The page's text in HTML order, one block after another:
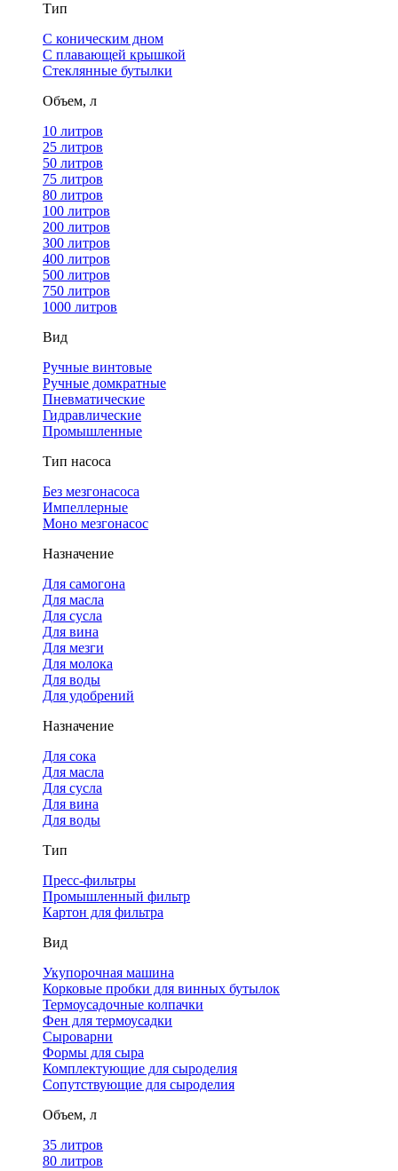
Тип
С коническим дном
С плавающей крышкой
Стеклянные бутылки
Объем, л
10 литров
25 литров
50 литров
75 литров
80 литров
100 литров
200 литров
300 литров
400 литров
500 литров
750 литров
1000 литров
Вид
Ручные винтовые
Ручные домкратные
Пневматические
Гидравлические
Промышленные
Тип насоса
Без мезгонасоса
Импеллерные
Моно мезгонасос
Назначение
Для самогона
Для масла
Для сусла
Для вина
Для мезги
Для молока
Для воды
Для удобрений
Назначение
Для сока
Для масла
Для сусла
Для вина
Для воды
Тип
Пресс-фильтры
Промышленный фильтр
Картон для фильтра
Вид
Укупорочная машина
Корковые пробки для винных бутылок
Термоусадочные колпачки
Фен для термоусадки
Сыроварни
Формы для сыра
Комплектующие для сыроделия
Сопутствующие для сыроделия
Объем, л
35 литров
80 литров